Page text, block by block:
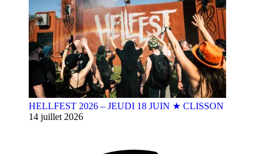
HELLFEST 2026 – JEUDI 18 JUIN ★ CLISSON
14 juillet 2026